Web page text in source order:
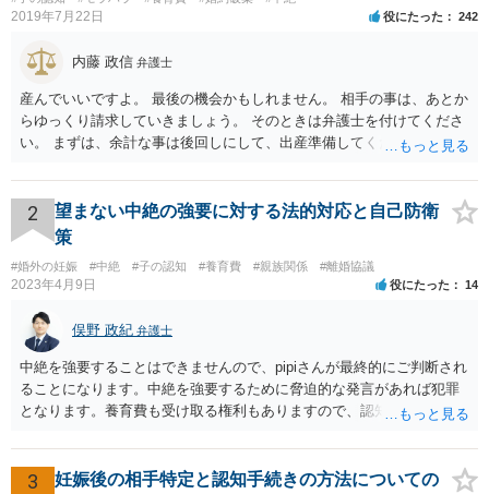
2019年7月22日 役にたった 242
内藤 政信 弁護士
産んでいいですよ。 最後の機会かもしれません。 相手の事は、あとか
らゆっくり請求していきましょう。 そのときは弁護士を付けてくださ
い。 まずは、余計な事は後回しにして、出産準備してください。
2
望まない中絶の強要に対する法的対応と自己防衛
策
#婚外の妊娠 #中絶 #子の認知 #養育費 #親族関係 #離婚協議
2023年4月9日 役にたった 14
俣野 政紀 弁護士
中絶を強要することはできませんので、pipiさんが最終的にご判断され
ることになります。中絶を強要するために脅迫的な発言があれば犯罪
となります。養育費も受け取る権利もありますので、認知等につきお
勧めします。
3
妊娠後の相手特定と認知手続きの方法についての